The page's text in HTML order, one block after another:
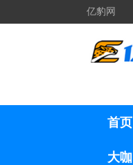
亿豹网
首页
大咖